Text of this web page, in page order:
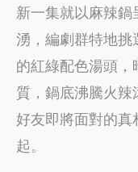
新一集就以麻辣
湧，編劇群特地
的紅綠配色湯頭
質，鍋底沸騰火
好友即將面對的
起。